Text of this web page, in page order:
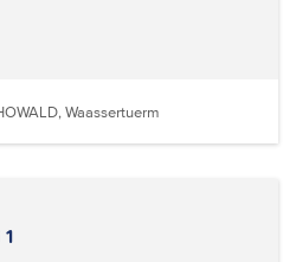
Waassertuerm
1